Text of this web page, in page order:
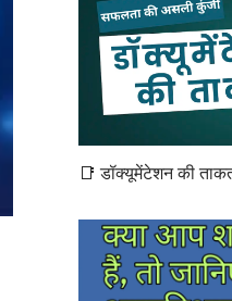
📑 डॉक्यूमेंटेशन की